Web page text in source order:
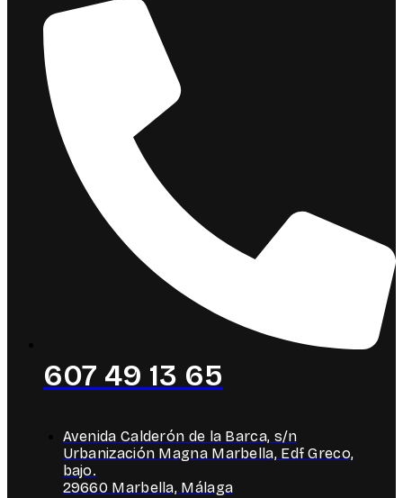
607 49 13 65
Avenida Calderón de la Barca, s/n
Urbanización Magna Marbella, Edf Greco,
bajo.
29660 Marbella, Málaga